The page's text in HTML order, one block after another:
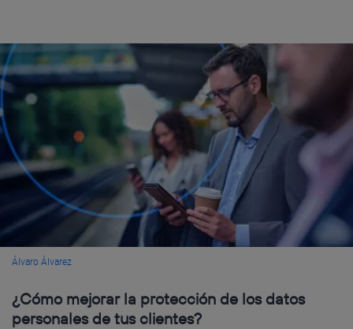
Álvaro Álvarez
¿Cómo mejorar la protección de los datos
personales de tus clientes?